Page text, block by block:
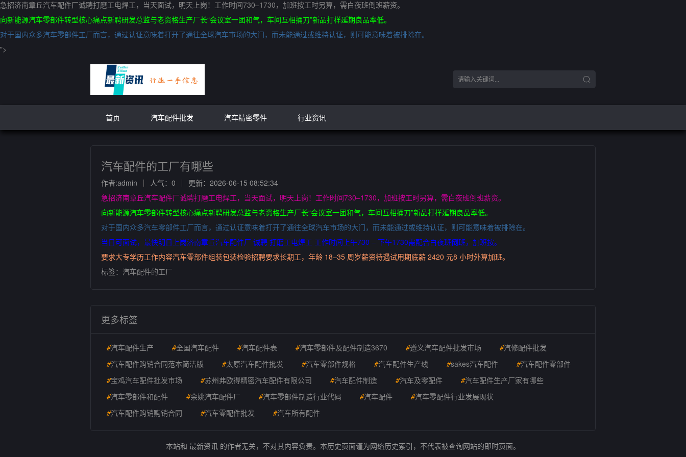
急招济南章丘汽车配件厂诚聘打磨工电焊工，当天面试，明天上岗！工作时间730–1730，加班按工时另算，需白夜班倒班薪资。
向新能源汽车零部件转型核心痛点新聘研发总监与老资格生产厂长“会议室一团和气，车间互相捅刀”新品打样延期良品率低。
对于国内众多汽车零部件工厂而言，通过认证意味着打开了通往全球汽车市场的大门，而未能通过或维持认证，则可能意味着被排除在。
">
首页 汽车配件批发 汽车精密零件 行业资讯
汽车配件的工厂有哪些
作者:admin 人气：0
更新：2026-06-15 08:52:34
急招济南章丘汽车配件厂诚聘打磨工电焊工，当天面试，明天上岗！工作时间730–1730，加班按工时另算，需白夜班倒班薪资。
向新能源汽车零部件转型核心痛点新聘研发总监与老资格生产厂长“会议室一团和气，车间互相捅刀”新品打样延期良品率低。
对于国内众多汽车零部件工厂而言，通过认证意味着打开了通往全球汽车市场的大门，而未能通过或维持认证，则可能意味着被排除在。
当日可面试，最快明日上岗济南章丘汽车配件厂 诚聘 打磨工电焊工 工作时间上午730 – 下午1730需配合白夜班倒班，加班按。
要求大专学历工作内容汽车零部件组装包装检验招聘要求长期工，年龄 18–35 周岁薪资待遇试用期底薪 2420 元8 小时外算加班。
标签： 汽车配件的工厂
更多标签
#汽车配件生产 #全国汽车配件 #汽车配件表 #汽车零部件及配件制造3670 #遵义汽车配件批发市场 #汽修配件批发
#汽车配件购销合同范本简洁版 #太原汽车配件批发 #汽车零部件规格 #汽车配件生产线 #sakes汽车配件 #汽车配件零部件
#宝鸡汽车配件批发市场 #苏州弗欧得精密汽车配件有限公司 #汽车配件制造 #汽车及零配件 #汽车配件生产厂家有哪些
#汽车零部件和配件 #余姚汽车配件厂 #汽车零部件制造行业代码 #汽车配件 #汽车零配件行业发展现状
#汽车配件购销购销合同 #汽车零配件批发 #汽车所有配件
本站和 最新资讯 的作者无关，不对其内容负责。本历史页面谨为网络历史索引，不代表被查询网站的即时页面。